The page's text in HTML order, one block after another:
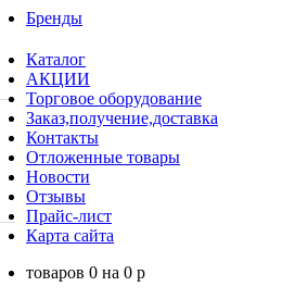
Бренды
Каталог
АКЦИИ
Торговое оборудование
Заказ,получение,доставка
Контакты
Отложенные товары
Новости
Отзывы
Прайс-лист
Карта сайта
товаров 0 на 0 p